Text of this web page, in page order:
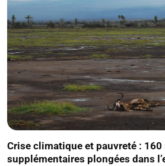
Crise climatique et pauvreté :
supplémentaires plongées dans